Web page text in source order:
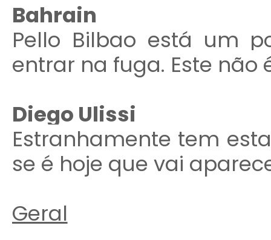
Bahrain
Pello Bilbao está um
entrar na fuga. Este não
Diego Ulissi
Estranhamente tem
se é hoje que vai
Geral